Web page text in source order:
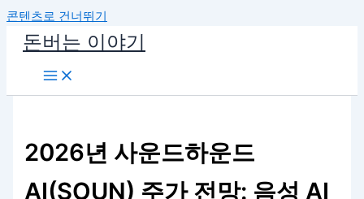
콘텐츠로 건너뛰기
돈버는 이야기
2026년 사운드하운드
AI(SOUN) 주가 전망: 음성 AI